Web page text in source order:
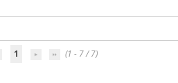
1 (1 - 7 / 7)